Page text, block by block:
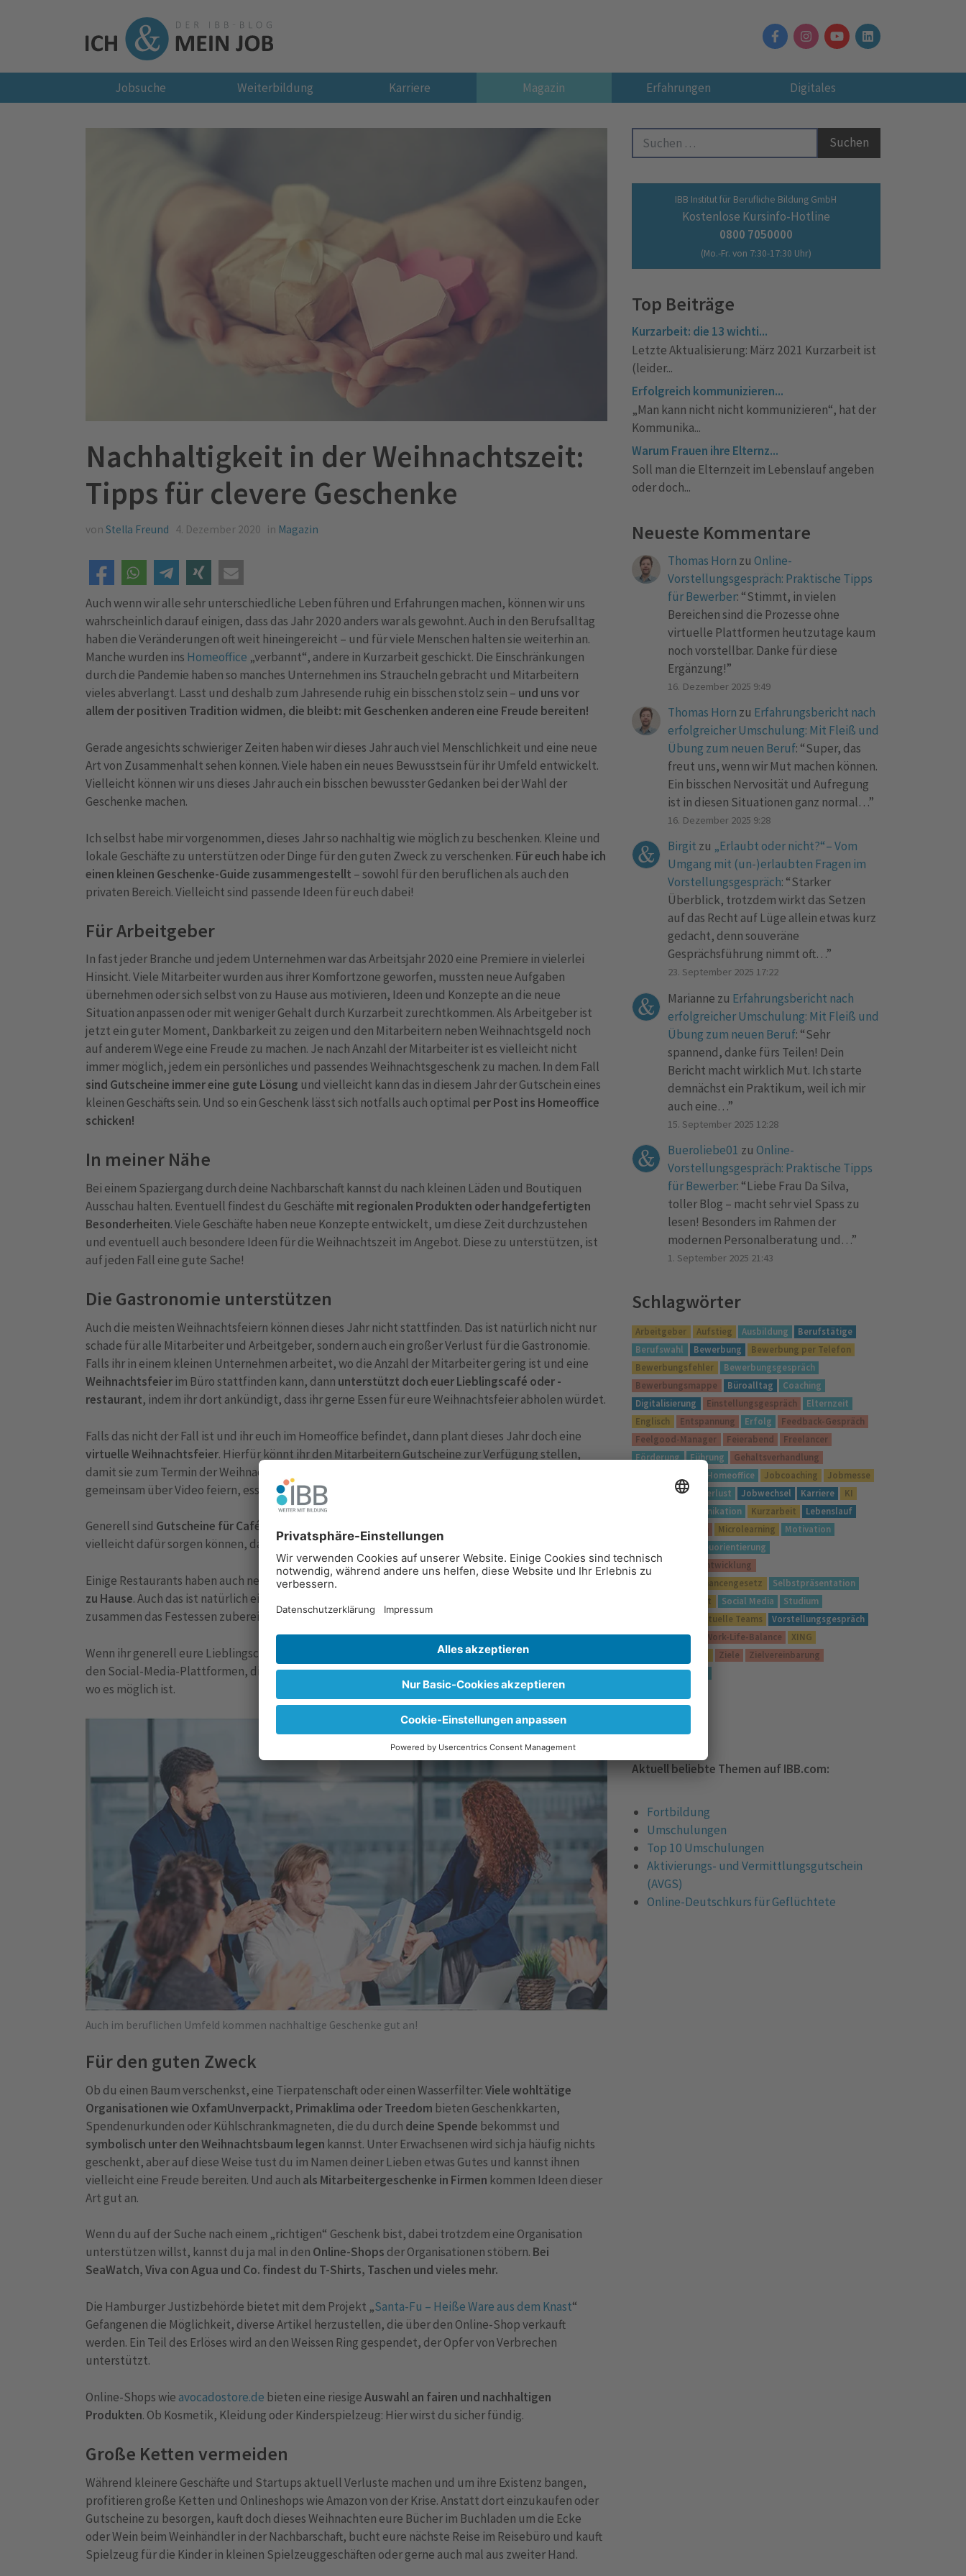
Jobsuche Weiterbildung Karriere Magazin Erfahrungen Digitales
Nachhaltigkeit in der Weihnachtszeit:
Tipps für clevere Geschenke
vonStella Freund 4. Dezember 2020 in Magazin
Auch wenn wir alle sehr unterschiedliche Leben führen und Erfahrungen machen, können wir uns
wahrscheinlich darauf einigen, dass das Jahr 2020 anders war als gewohnt. Auch in den Berufsalltag
haben die Veränderungen oft weit hineingereicht – und für viele Menschen halten sie weiterhin an.
Manche wurden ins Homeoffice „verbannt“, andere in Kurzarbeit geschickt. Die Einschränkungen
durch die Pandemie haben so manches Unternehmen ins Straucheln gebracht und Mitarbeitern
vieles abverlangt. Lasst und deshalb zum Jahresende ruhig ein bisschen stolz sein – und uns vor
allem der positiven Tradition widmen, die bleibt: mit Geschenken anderen eine Freude bereiten!
Gerade angesichts schwieriger Zeiten haben wir dieses Jahr auch viel Menschlichkeit und eine neue
Art von Zusammenhalt sehen können. Viele haben ein neues Bewusstsein für ihr Umfeld entwickelt.
Vielleicht können wir uns dieses Jahr auch ein bisschen bewusster Gedanken bei der Wahl der
Geschenke machen.
Ich selbst habe mir vorgenommen, dieses Jahr so nachhaltig wie möglich zu beschenken. Kleine und
lokale Geschäfte zu unterstützen oder Dinge für den guten Zweck zu verschenken. Für euch habe ich
einen kleinen Geschenke-Guide zusammengestellt – sowohl für den beruflichen als auch den
privaten Bereich. Vielleicht sind passende Ideen für euch dabei!
Für Arbeitgeber
In fast jeder Branche und jedem Unternehmen war das Arbeitsjahr 2020 eine Premiere in vielerlei
Hinsicht. Viele Mitarbeiter wurden aus ihrer Komfortzone geworfen, mussten neue Aufgaben
übernehmen oder sich selbst von zu Hause aus motivieren, Ideen und Konzepte an die neue
Situation anpassen oder mit weniger Gehalt durch Kurzarbeit zurechtkommen. Als Arbeitgeber ist
jetzt ein guter Moment, Dankbarkeit zu zeigen und den Mitarbeitern neben Weihnachtsgeld noch
auf anderem Wege eine Freude zu machen. Je nach Anzahl der Mitarbeiter ist es vielleicht nicht
immer möglich, jedem ein persönliches und passendes Weihnachtsgeschenk zu machen. In dem Fall
sind Gutscheine immer eine gute Lösung und vielleicht kann das in diesem Jahr der Gutschein eines
kleinen Geschäfts sein. Und so ein Geschenk lässt sich notfalls auch optimal per Post ins Homeoffice
schicken!
In meiner Nähe
Bei einem Spaziergang durch deine Nachbarschaft kannst du nach kleinen Läden und Boutiquen
Ausschau halten. Eventuell findest du Geschäfte mit regionalen Produkten oder handgefertigten
Besonderheiten. Viele Geschäfte haben neue Konzepte entwickelt, um diese Zeit durchzustehen
und eventuell auch besondere Ideen für die Weihnachtszeit im Angebot. Diese zu unterstützen, ist
auf jeden Fall eine gute Sache!
Die Gastronomie unterstützen
Auch die meisten Weihnachtsfeiern können dieses Jahr nicht stattfinden. Das ist natürlich nicht nur
schade für alle Mitarbeiter und Arbeitgeber, sondern auch ein großer Verlust für die Gastronomie.
Falls ihr in einem kleinen Unternehmen arbeitet, wo die Anzahl der Mitarbeiter gering ist und eine
Weihnachtsfeier im Büro stattfinden kann, dann unterstützt doch euer Lieblingscafé oder -
restaurant, indem ihr dort ankündigt, dass ihr gerne Essen für eure Weihnachtsfeier abholen würdet.
Falls das nicht der Fall ist und ihr euch im Homeoffice befindet, dann plant dieses Jahr doch eine
virtuelle Weihnachtsfeier. Hierfür könnt ihr den Mitarbeitern Gutscheine zur Verfügung stellen,
damit sie zum Termin der Weihnachtsfeier
gemeinsam über Video feiern, essen, sich austauschen und etwas Gutes tun!
Generell sind Gutscheine für Cafés und Restaurants
vielleicht dafür sorgen können, dass diese auch weiterhin bestehen bleiben.
Einige Restaurants haben auch neue Konzepte entwickelt, zum Beispiel
Kochsets mit Zutaten für
zu Hause. Auch das ist natürlich eine tolle Möglichkeit und vielleicht kann man so auch virtuell
zusammen das Festessen zubereiten.
Wenn ihr generell eure Lieblingscafés in dieser Zeit unterstützen wollt, dann folgt ihnen doch auf
den Social-Media-Plattformen, die sie nutzen, oder hinterlasst ihnen positive Bewertungen überall,
wo es möglich ist.
Auch im beruflichen Umfeld kommen nachhaltige Geschenke gut an!
Für den guten Zweck
Ob du einen Baum verschenkst, eine Tierpatenschaft oder einen Wasserfilter:Viele wohltätige
Organisationen wie OxfamUnverpackt, Primaklima oder Treedom bieten Geschenkkarten,
Spendenurkunden oder Kühlschrankmagneten, die du durch deine Spende bekommst und
symbolisch unter den Weihnachtsbaum legen kannst. Unter Erwachsenen wird sich ja häufig nichts
geschenkt, aber auf diese Weise tust du im Namen deiner Lieben etwas Gutes und kannst ihnen
vielleicht eine Freude bereiten. Und auch als Mitarbeitergeschenke in Firmen kommen Ideen dieser
Art gut an.
Wenn du auf der Suche nach einem „richtigen“ Geschenk bist, dabei trotzdem eine Organisation
unterstützen willst, kannst du ja mal in den Online-Shops der Organisationen stöbern. Bei
SeaWatch, Viva con Agua und Co. findest du T-Shirts, Taschen und vieles mehr.
Die Hamburger Justizbehörde bietet mit dem Projekt „Santa-Fu – Heiße Ware aus dem Knast“
Gefangenen die Möglichkeit, diverse Artikel herzustellen, die über den Online-Shop verkauft
werden. Ein Teil des Erlöses wird an den Weissen Ring gespendet, der Opfer von Verbrechen
unterstützt.
Online-Shops wie avocadostore.de bieten eine riesigeAuswahl an fairen und nachhaltigen
Produkten. Ob Kosmetik, Kleidung oder Kinderspielzeug: Hier wirst du sicher fündig.
Große Ketten vermeiden
Während kleinere Geschäfte und Startups aktuell Verluste machen und um ihre Existenz bangen,
profitieren große Ketten und Onlineshops wie Amazon von der Krise. Anstatt dort einzukaufen oder
Gutscheine zu besorgen, kauft doch dieses Weihnachten eure Bücher im Buchladen um die Ecke
oder Wein beim Weinhändler in der Nachbarschaft, bucht eure nächste Reise im Reisebüro und kauft
Spielzeug für die Kinder in kleinen Spielzeuggeschäften oder gerne auch mal aus zweiter Hand.
IBB Institut für Berufliche Bildung GmbH
Kostenlose Kursinfo-Hotline
0800 7050000
(Mo.-Fr. von 7:30-17:30 Uhr)
Top Beiträge
Kurzarbeit: die 13 wichti...
Letzte Aktualisierung: März 2021 Kurzarbeit ist
(leider...
Erfolgreich kommunizieren...
„Man kann nicht nicht kommunizieren“, hat der
Kommunika...
Warum Frauen ihre Elternz...
Soll man die Elternzeit im Lebenslauf angeben
oder doch...
Neueste Kommentare
Thomas Horn zu Online-
Vorstellungsgespräch: Praktische Tipps
für Bewerber: “Stimmt, in vielen
Bereichen sind die Prozesse ohne
virtuelle Plattformen heutzutage kaum
noch vorstellbar. Danke für diese
Ergänzung!”
16. Dezember 2025 9:49
Thomas Horn zu Erfahrungsbericht nach
erfolgreicher Umschulung: Mit Fleiß und
Übung zum neuen Beruf: “Super, das
freut uns, wenn wir Mut machen können.
Ein bisschen Nervosität und Aufregung
ist in diesen Situationen ganz normal…”
16. Dezember 2025 9:28
Birgit zu „Erlaubt oder nicht?“– Vom
Umgang mit (un-)erlaubten Fragen im
Vorstellungsgespräch: “Starker
Überblick, trotzdem wirkt das Setzen
auf das Recht auf Lüge allein etwas kurz
gedacht, denn souveräne
Gesprächsführung nimmt oft…”
23. September 2025 17:22
Marianne zu Erfahrungsbericht nach
erfolgreicher Umschulung: Mit Fleiß und
Übung zum neuen Beruf: “Sehr
spannend, danke fürs Teilen! Dein
Bericht macht wirklich Mut. Ich starte
demnächst ein Praktikum, weil ich mir
auch eine…”
15. September 2025 12:28
Bueroliebe01 zu Online-
Vorstellungsgespräch: Praktische Tipps
für Bewerber: “Liebe Frau Da Silva,
toller Blog – macht sehr viel Spass zu
lesen! Besonders im Rahmen der
modernen Personalberatung und…”
1. September 2025 21:43
Schlagwörter
Arbeitgeber Aufstieg Ausbildung
Berufstätige
Berufswahl
Bewerbung
Bewerbung per Telefon
Bewerbungsfehler
Bewerbungsgespräch
Bewerbungsmappe
Büroalltag
Coaching
Digitalisierung
Einstellungsgespräch
Elternzeit
Englisch
Entspannung Erfolg
Feedback-Gespräch
Feelgood-Manager
Feierabend
Freelancer
Förderung
Führung
Gehaltsverhandlung
Homeoffice Jobcoaching
Jobmesse
Jobsuche
Jobverlust Jobwechsel Karriere
KI
Kommunikation Kurzarbeit
Lebenslauf
Microlearning
Motivation
Neuorientierung
Persönlichkeitsentwicklung
Qualifizierungschancengesetz
Selbstpräsentation
Selbstständigkeit
Social Media
Studium
Virtuelle Teams
Vorstellungsgespräch
Weiterbildung
Work-Life-Balance
XING
Ziele
Zielvereinbarung
Zusammenarbeit
Aktuell beliebte Themen auf IBB.com:
Fortbildung
Umschulungen
Top 10 Umschulungen
Aktivierungs- und Vermittlungsgutschein
(AVGS)
Online-Deutschkurs für Geflüchtete